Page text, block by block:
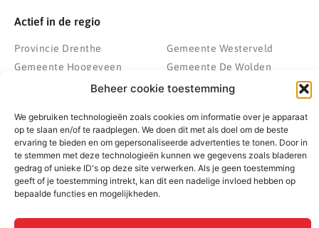
Beheer cookie toestemming
We gebruiken technologieën zoals cookies om informatie over je apparaat
op te slaan en/of te raadplegen. We doen dit met als doel om de beste
ervaring te bieden en om gepersonaliseerde advertenties te tonen. Door in
te stemmen met deze technologieën kunnen we gegevens zoals bladeren
gedrag of unieke ID's op deze site verwerken. Als je geen toestemming
geeft of je toestemming intrekt, kan dit een nadelige invloed hebben op
bepaalde functies en mogelijkheden.
Actief in de regio
Provincie Drenthe
Gemeente Hoogeveen
Gemeente Meppel
Gemeente Noordenveld
Gemeente Noordoostpolder
Gemeente Steenwijkerland
Gemeente Weststellingwerf
Gemeente Westerveld
Gemeente De Wolden
Zwolle
Kampen
Emmeloord
Wolvega